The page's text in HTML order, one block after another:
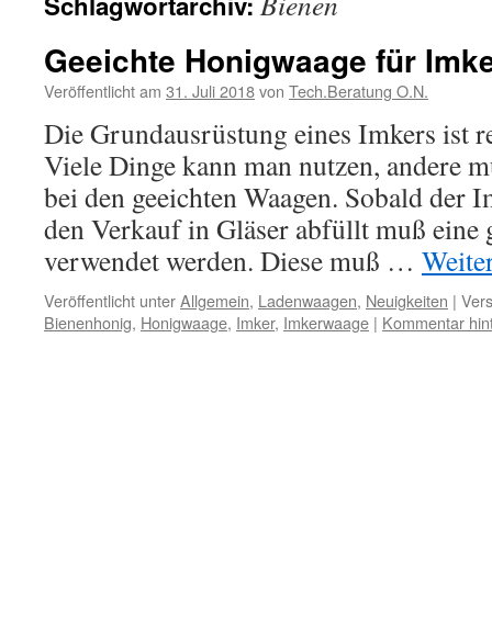
Geeichte Honigwaage für
Veröffentlicht am 31. Juli 2018von Tech.Beratung O.N.
Die Grundausrüstung eines Imkers ist
Viele Dinge kann man nutzen, andere
bei den geeichten Waagen. Sobald der
den Verkauf in Gläser abfüllt muß eine
verwendet werden. Diese muß …
Veröffentlicht unterAllgemein, Ladenwaagen, Neuigkeiten |
Bienenhonig, Honigwaage, Imker, Imkerwaage | Kommentar